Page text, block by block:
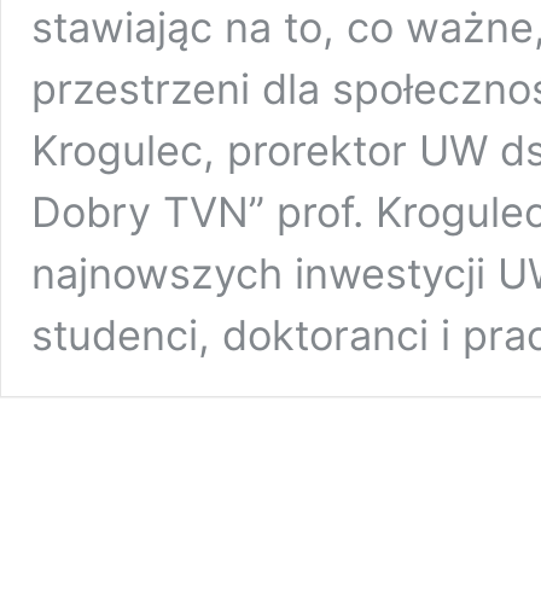
stawiając na to, co
przestrzeni dla
Krogulec, prorektor UW
Dobry TVN” prof.
najnowszych inwestycji
studenci, doktoranci i